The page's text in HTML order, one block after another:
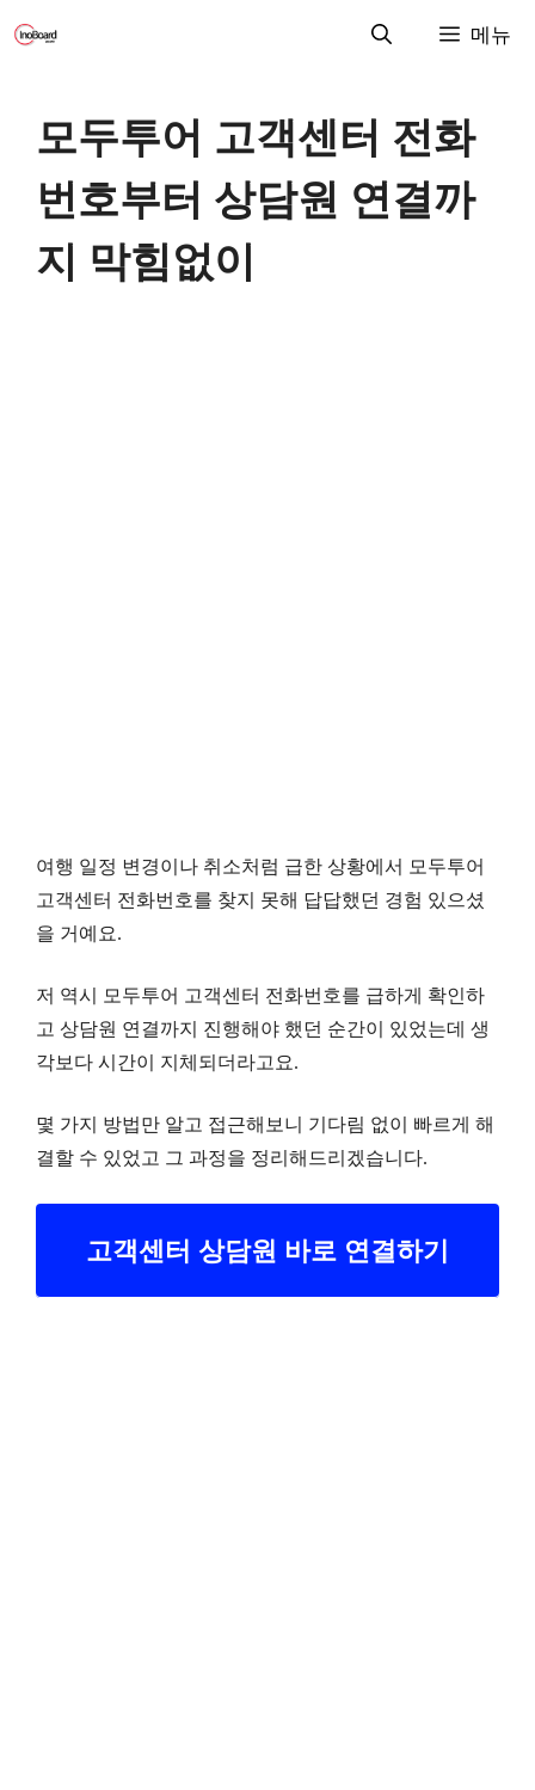
텐
메뉴
모두투어 고객센터 전화
번호부터 상담원 연결까
지 막힘없이
여행 일정 변경이나 취소처럼 급한 상황에서 모두투어
고객센터 전화번호를 찾지 못해 답답했던 경험 있으셨
을 거예요.
저 역시 모두투어 고객센터 전화번호를 급하게 확인하
고 상담원 연결까지 진행해야 했던 순간이 있었는데 생
각보다 시간이 지체되더라고요.
몇 가지 방법만 알고 접근해보니 기다림 없이 빠르게 해
결할 수 있었고 그 과정을 정리해드리겠습니다.
고객센터 상담원 바로 연결하기